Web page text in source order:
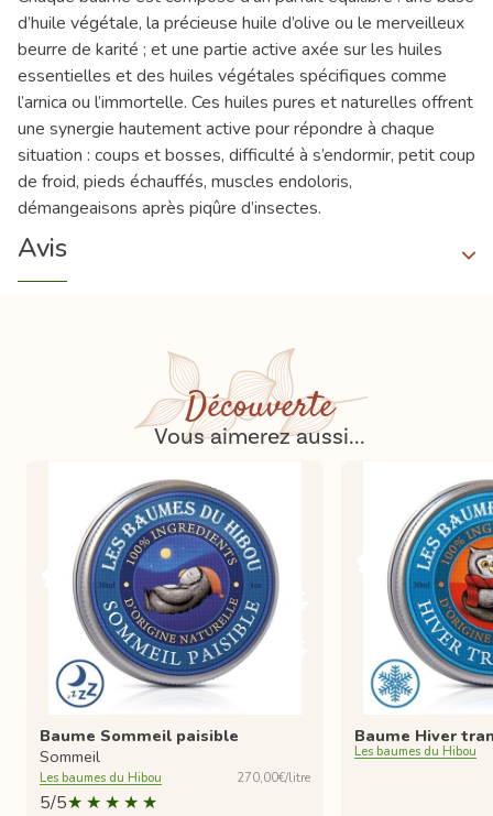
d’huile végétale, la précieuse huile d’olive ou le merveilleux
beurre de karité ; et une partie active axée sur les huiles
essentielles et des huiles végétales spécifiques comme
l’arnica ou l’immortelle. Ces huiles pures et naturelles offrent
une synergie hautement active pour répondre à chaque
situation : coups et bosses, difficulté à s’endormir, petit coup
de froid, pieds échauffés, muscles endoloris,
démangeaisons après piqûre d’insectes.
Avis
Découverte
Vous aimerez aussi...
Baume Sommeil paisible
Sommeil
Les baumes du Hibou 270,00€/litre
5/5
Baume Hiver
Les baumes du Hibou